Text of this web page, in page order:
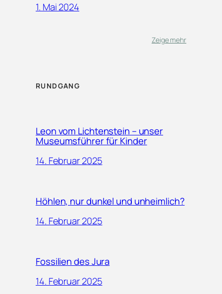
1. Mai 2024
Zeige mehr
RUNDGANG
Leon vom Lichtenstein – unser
Museumsführer für Kinder
14. Februar 2025
Höhlen, nur dunkel und unheimlich?
14. Februar 2025
Fossilien des Jura
14. Februar 2025